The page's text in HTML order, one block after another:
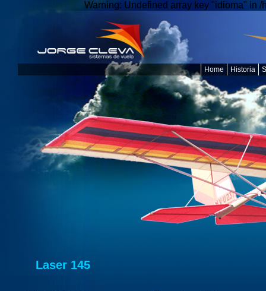
Warning: Undefined array key "idioma" in
Historia
Home
Laser 145